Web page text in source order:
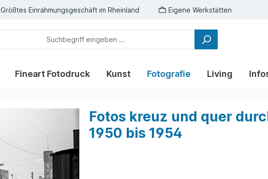
Größtes Einrahmungsgeschäft im Rheinland Eigene Werkstätten
Fineart Fotodruck Kunst Fotografie Living
Fotos kreuz und quer
1950 bis 1954